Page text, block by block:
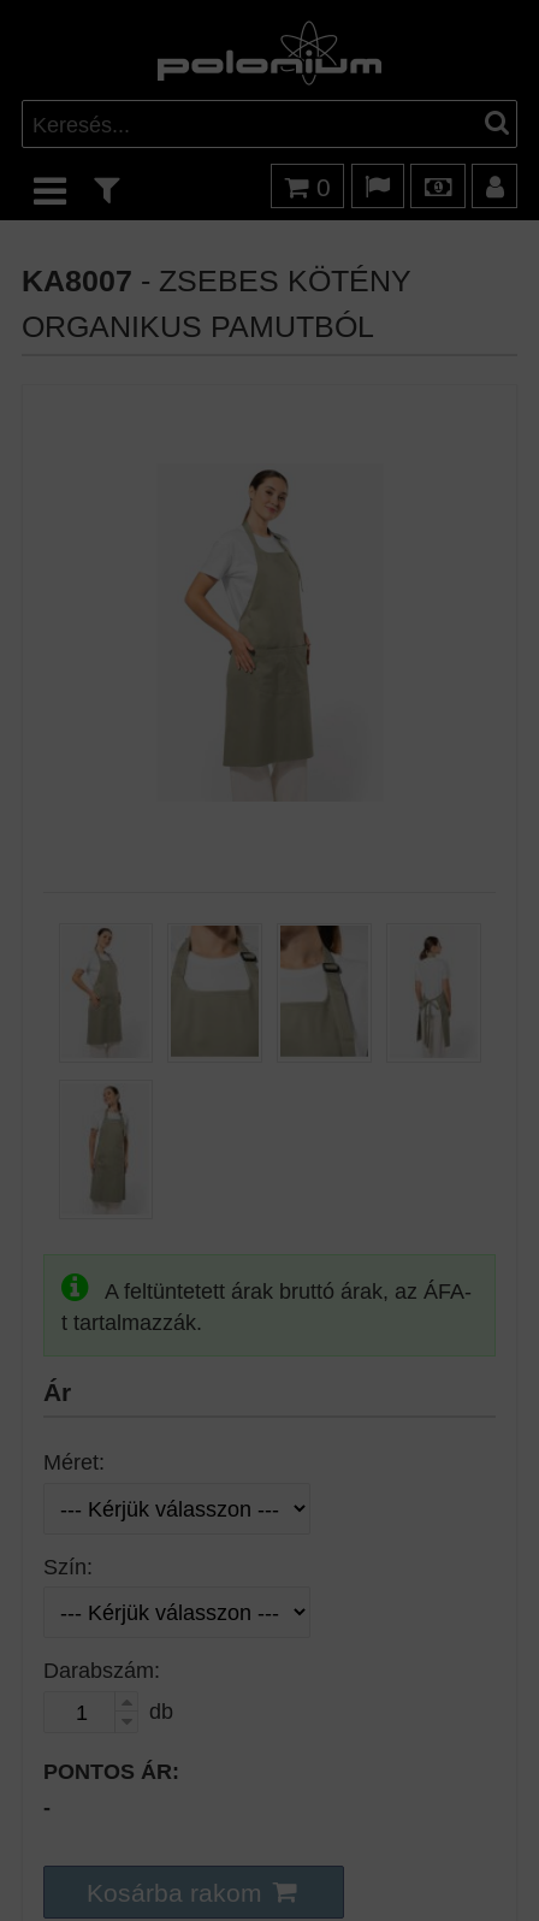
0
KA8007 - ZSEBES KÖTÉNY
ORGANIKUS PAMUTBÓL
A feltüntetett árak bruttó árak, az ÁFA-
t tartalmazzák.
Ár
Méret:
Szín:
Darabszám:
db
PONTOS ÁR:
-
Kosárba rakom